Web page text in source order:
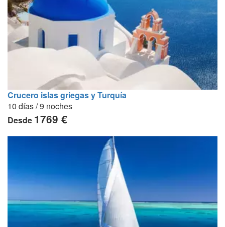
Crucero islas griegas y Turquía
10 días / 9 noches
Desde 1769 €